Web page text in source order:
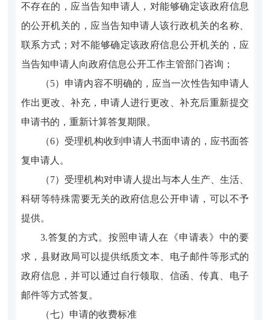
不存在的，应当告知申请人，对能够确定该政府信息
的公开机关的，应当告知申请人该行政机关的名称、
联系方式；对不能够确定该政府信息公开机关的，应
当告知申请人向政府信息公开工作主管部门咨询；
（5）申请内容不明确的，应当一次性告知申请人
作出更改、补充，申请人进行更改、补充后重新提交
申请书的，重新计算答复期限。
（6）受理机构收到申请人书面申请的，应书面答
复申请人。
（7）受理机构对申请人提出与本人生产、生活、
科研等特殊需要无关的政府信息公开申请，可以不予
提供。
3.答复的方式。按照申请人在《申请表》中的要
求，县财政局可以提供纸质文本、电子邮件等形式的
政府信息，并可以通过自行领取、信函、传真、电子
邮件等方式答复。
（七）申请的收费标准